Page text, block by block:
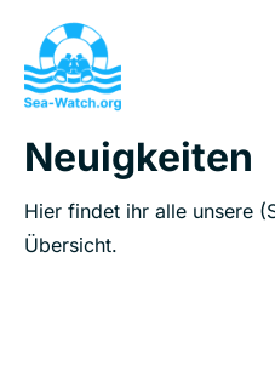
Neuigkeiten
Hier findet ihr alle unsere
Übersicht.